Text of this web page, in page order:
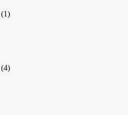
(1)
(4)